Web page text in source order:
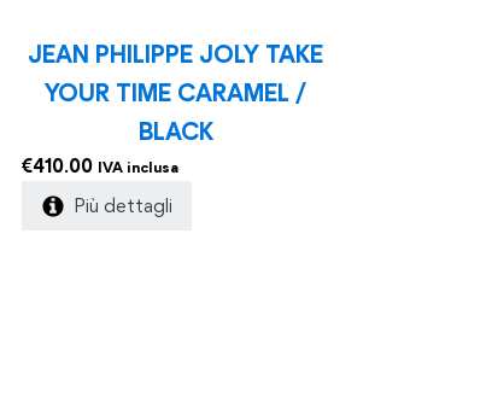
JEAN PHILIPPE JOLY TAKE
YOUR TIME CARAMEL /
BLACK
€410.00 IVA inclusa
Più dettagli